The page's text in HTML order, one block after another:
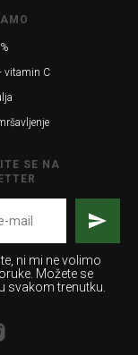
vitamin C
SE NA
ni mi ne volimo
Možete se
svakom trenutku.